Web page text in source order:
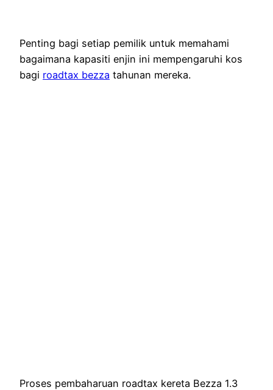
Penting bagi setiap pemilik untuk memahami
bagaimana kapasiti enjin ini mempengaruhi kos
bagi roadtax bezza tahunan mereka.
Proses pembaharuan roadtax kereta Bezza 1.3